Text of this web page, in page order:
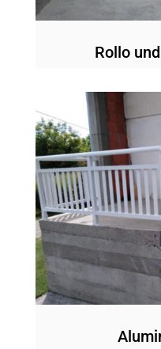
Rollo